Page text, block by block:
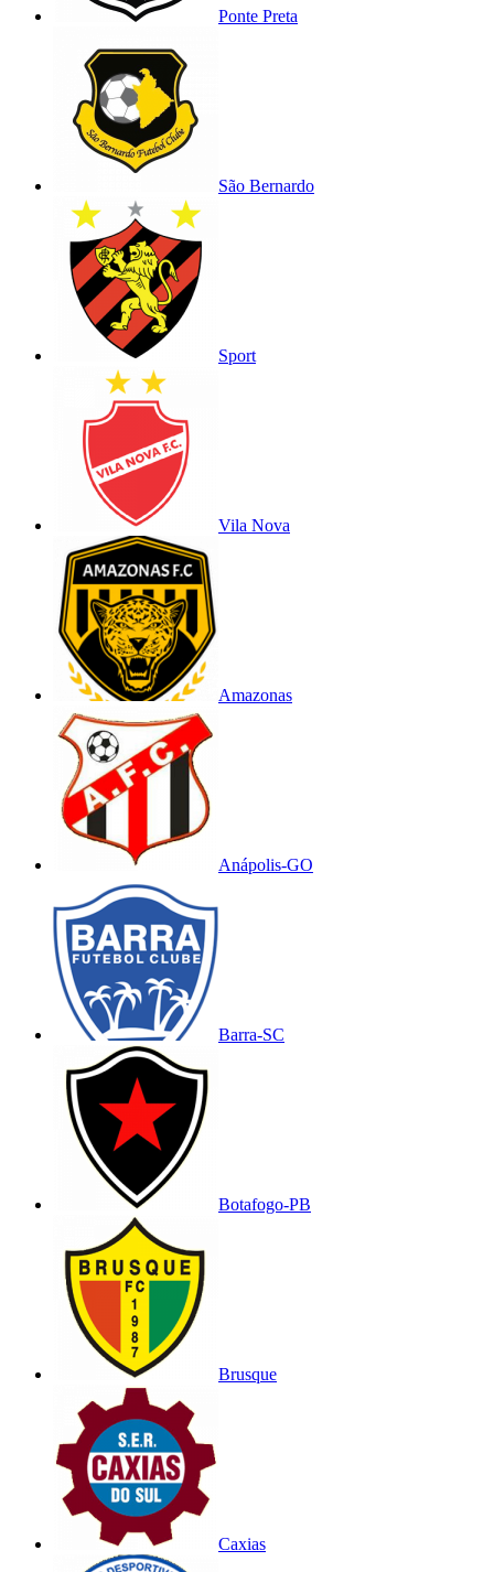
Ponte Preta
São Bernardo
Sport
Vila Nova
Amazonas
Anápolis-GO
Barra-SC
Botafogo-PB
Brusque
Caxias